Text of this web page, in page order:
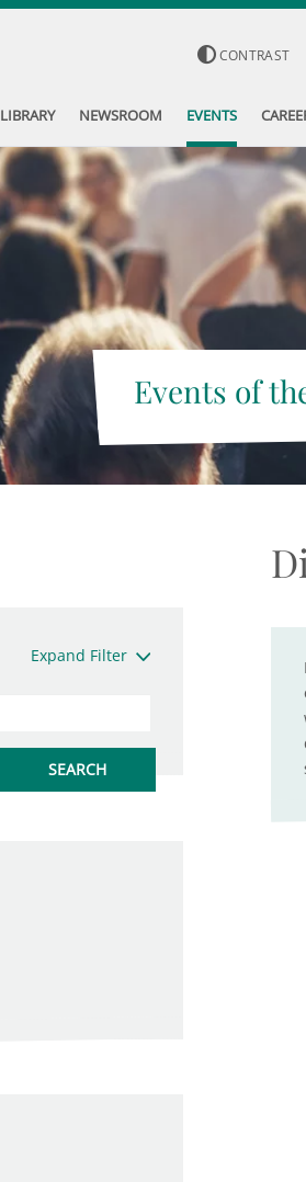
CONTRAST
LIBRARY NEWSROOM EVENTS
Events of
Expand Filter